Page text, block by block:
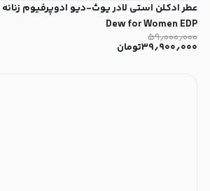
Dew for Women EDP
۵۹٫۰۰۰٫۰۰۰
۳۹٫۹۰۰٫۰۰۰تومان